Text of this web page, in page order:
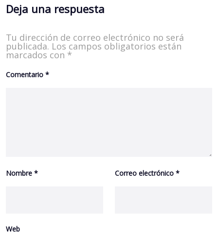
Deja una respuesta
Tu dirección de correo electrónico no será
publicada. Los campos obligatorios están
marcados con *
Comentario *
Nombre * Correo electrónico *
Web